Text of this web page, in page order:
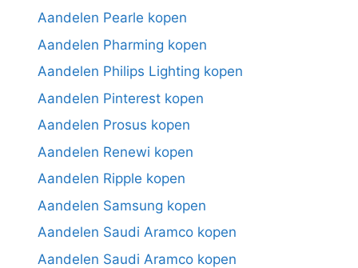
Aandelen Pearle kopen
Aandelen Pharming kopen
Aandelen Philips Lighting kopen
Aandelen Pinterest kopen
Aandelen Prosus kopen
Aandelen Renewi kopen
Aandelen Ripple kopen
Aandelen Samsung kopen
Aandelen Saudi Aramco kopen
Aandelen Saudi Aramco kopen